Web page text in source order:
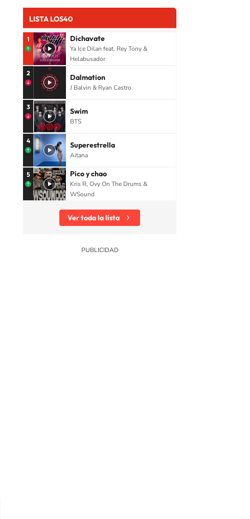
LISTA LOS40
1 Dichavate
Ya Ice Dilan feat. Rey Tony &
Helabusador
2 Dalmation
J Balvin & Ryan Castro
3 Swim
BTS
4 Superestrella
Aitana
5 Pico y chao
Kris R, Ovy On The Drums &
WSound
Ver toda la lista